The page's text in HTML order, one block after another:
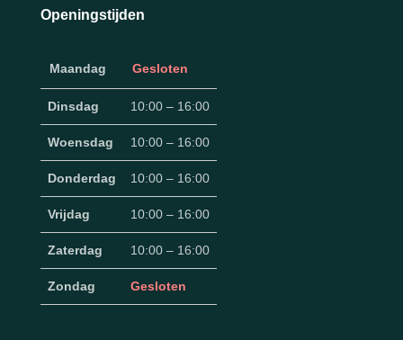
Openingstijden
Maandag Gesloten
Dinsdag 10:00 – 16:00
Woensdag 10:00 – 16:00
Donderdag 10:00 – 16:00
Vrijdag 10:00 – 16:00
Zaterdag 10:00 – 16:00
Zondag Gesloten